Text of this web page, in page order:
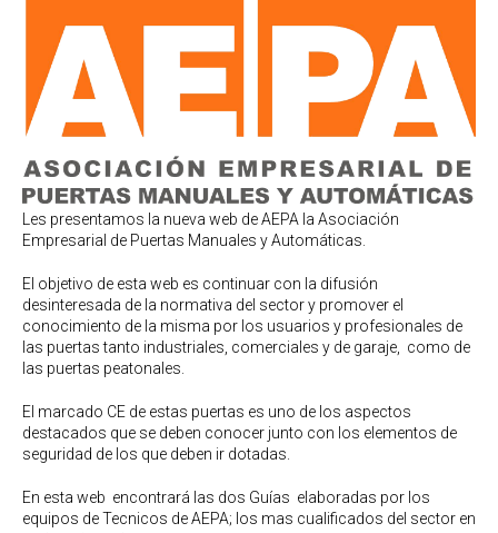
Les presentamos la nueva web de AEPA la Asociación
Empresarial de Puertas Manuales y Automáticas.
El objetivo de esta web es continuar con la difusión
desinteresada de la normativa del sector y promover el
conocimiento de la misma por los usuarios y profesionales de
las puertas tanto industriales, comerciales y de garaje, como de
las puertas peatonales.
El marcado CE de estas puertas es uno de los aspectos
destacados que se deben conocer junto con los elementos de
seguridad de los que deben ir dotadas.
En esta web encontrará las dos Guías elaboradas por los
equipos de Tecnicos de AEPA; los mas cualificados del sector en